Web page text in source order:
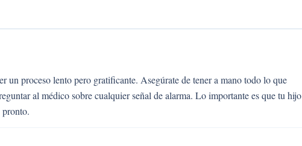
un proceso lento pero gratificante. Asegúrate de tener a mano todo lo que
al médico sobre cualquier señal de alarma. Lo importante es que tu hijo
pronto.